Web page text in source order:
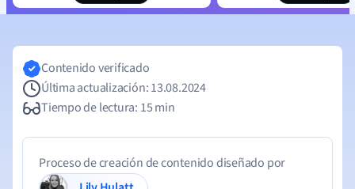
Contenido verificado
Última actualización: 13.08.2024
Tiempo de lectura: 15 min
Proceso de creación de contenido diseñado por